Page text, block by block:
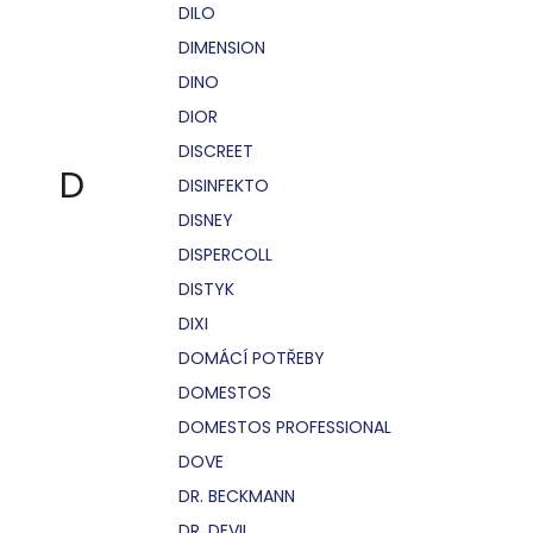
D
DILO
DIMENSION
DINO
DIOR
DISCREET
DISINFEKTO
DISNEY
DISPERCOLL
DISTYK
DIXI
DOMÁCÍ POTŘEBY
DOMESTOS
DOMESTOS PROFESSIONAL
DOVE
DR. BECKMANN